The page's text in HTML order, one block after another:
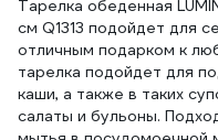
Тарелка обеденная
см Q1313 подойдет для
отличным подарком к
тарелка подойдет для
каши, а также в таких
салаты и бульоны.